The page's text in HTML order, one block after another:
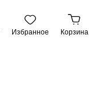
Избранное Корзина